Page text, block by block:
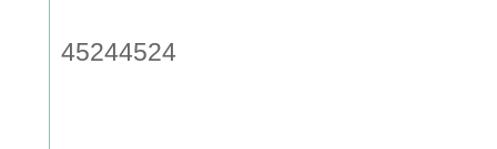
45244524